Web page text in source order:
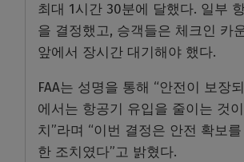
최대 1시간 30분에 달했다. 일부
을 결정했고, 승객들은 체크인 카
앞에서 장시간 대기해야 했다.
FAA는 성명을 통해 “안전이 보장
에서는 항공기 유입을 줄이는 것
치”라며 “이번 결정은 안전 확보
한 조치였다”고 밝혔다.